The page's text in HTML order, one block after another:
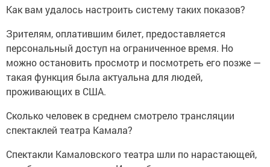
Как вам удалось настроить систему таких показов?
Зрителям, оплатившим билет, предоставляется
персональный доступ на ограниченное время. Но
можно остановить просмотр и посмотреть его позже —
такая функция была актуальна для людей,
проживающих в США.
Сколько человек в среднем смотрело трансляции
спектаклей театра Камала?
Спектакли Камаловского театра шли по нарастающей,